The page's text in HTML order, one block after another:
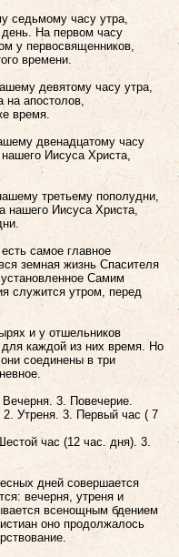
седьмому часу утра,
На первом часу
у первосвященников,
времени.
девятому часу утра,
на апостолов,
время.
двенадцатому часу
Иисуса Христа,
третьему пополудни,
нашего Иисуса Христа,
есть самое главное
земная жизнь Спасителя
Самим
служится утром, перед
и у отшельников
каждой из них время. Но
соединены в три
3. Повечерие.
Утреня. 3. Первый час ( 7
час (12 час. дня). 3.
дней совершается
вечерня, утреня и
всенощным бдением
оно продолжалось